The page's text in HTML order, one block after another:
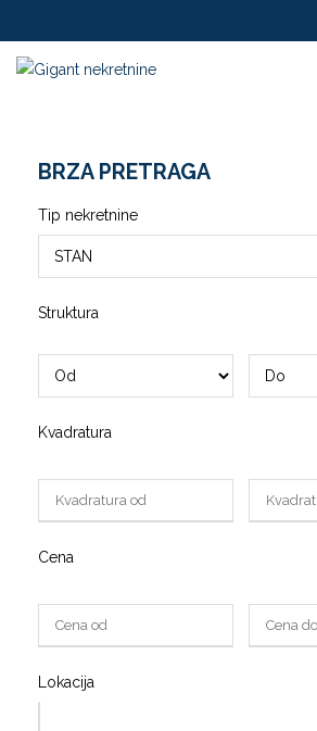
BRZA PRETRAGA
Tip nekretnine
Struktura
Kvadratura
Cena
Lokacija